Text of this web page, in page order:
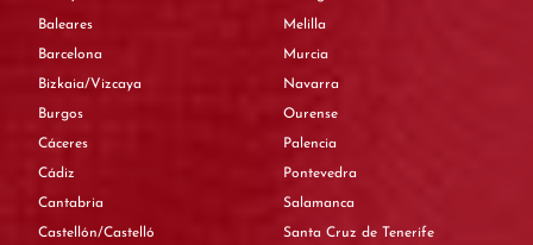
Baleares
Barcelona
Bizkaia/Vizcaya
Burgos
Cáceres
Cádiz
Cantabria
Castellón/Castelló
Melilla
Murcia
Navarra
Ourense
Palencia
Pontevedra
Salamanca
Santa Cruz de Tenerife